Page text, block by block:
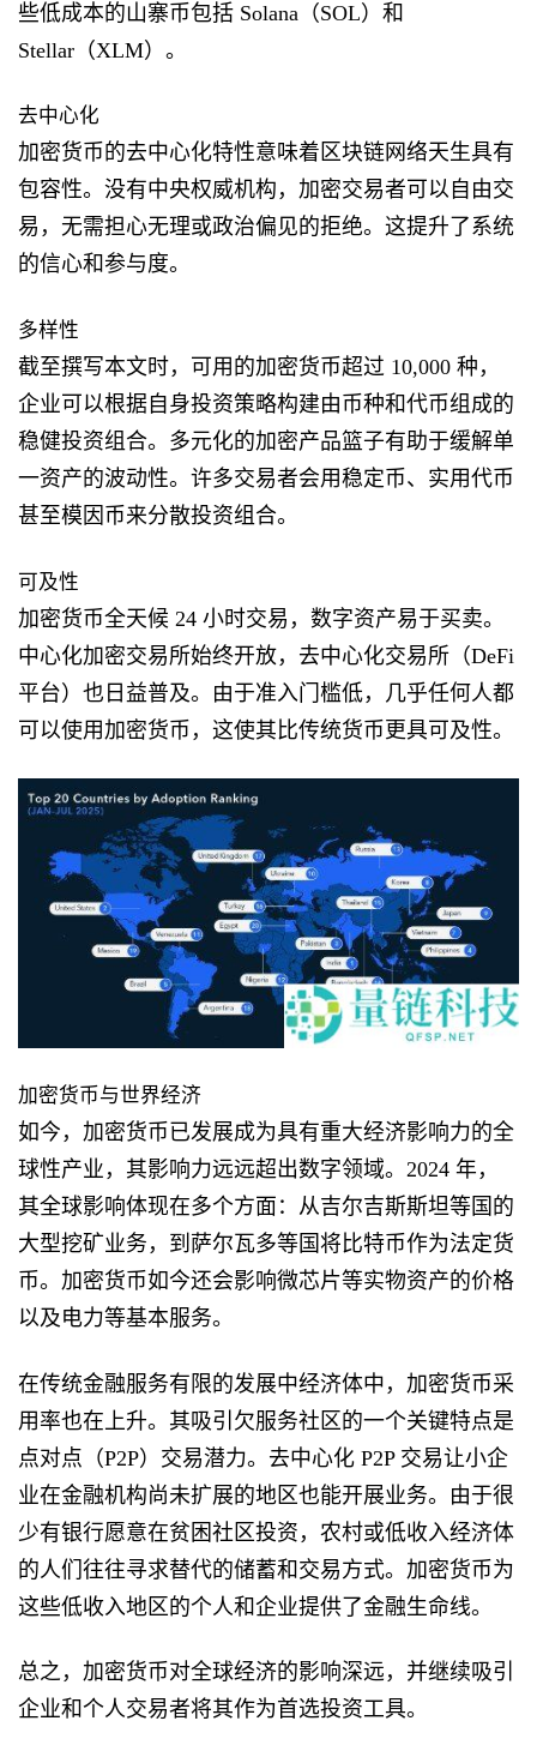
些低成本的山寨币包括 Solana（SOL）和
Stellar（XLM）。
去中心化
加密货币的去中心化特性意味着区块链网络天生具有
包容性。没有中央权威机构，加密交易者可以自由交
易，无需担心无理或政治偏见的拒绝。这提升了系统
的信心和参与度。
多样性
截至撰写本文时，可用的加密货币超过 10,000 种，
企业可以根据自身投资策略构建由币种和代币组成的
稳健投资组合。多元化的加密产品篮子有助于缓解单
一资产的波动性。许多交易者会用稳定币、实用代币
甚至模因币来分散投资组合。
可及性
加密货币全天候 24 小时交易，数字资产易于买卖。
中心化加密交易所始终开放，去中心化交易所（DeFi
平台）也日益普及。由于准入门槛低，几乎任何人都
可以使用加密货币，这使其比传统货币更具可及性。
加密货币与世界经济
如今，加密货币已发展成为具有重大经济影响力的全
球性产业，其影响力远远超出数字领域。2024 年，
其全球影响体现在多个方面：从吉尔吉斯斯坦等国的
大型挖矿业务，到萨尔瓦多等国将比特币作为法定货
币。加密货币如今还会影响微芯片等实物资产的价格
以及电力等基本服务。
在传统金融服务有限的发展中经济体中，加密货币采
用率也在上升。其吸引欠服务社区的一个关键特点是
点对点（P2P）交易潜力。去中心化 P2P 交易让小企
业在金融机构尚未扩展的地区也能开展业务。由于很
少有银行愿意在贫困社区投资，农村或低收入经济体
的人们往往寻求替代的储蓄和交易方式。加密货币为
这些低收入地区的个人和企业提供了金融生命线。
总之，加密货币对全球经济的影响深远，并继续吸引
企业和个人交易者将其作为首选投资工具。